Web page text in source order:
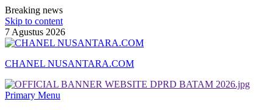
Breaking news
Skip to content
7 Agustus 2026
CHANEL NUSANTARA.COM
Primary Menu